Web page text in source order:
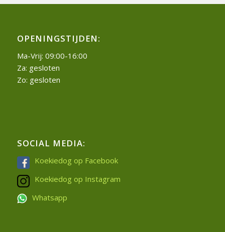
OPENINGSTIJDEN:
Ma-Vrij: 09:00-16:00
Za: gesloten
Zo: gesloten
SOCIAL MEDIA:
Koekiedog op Facebook
Koekiedog op Instagram
Whatsapp